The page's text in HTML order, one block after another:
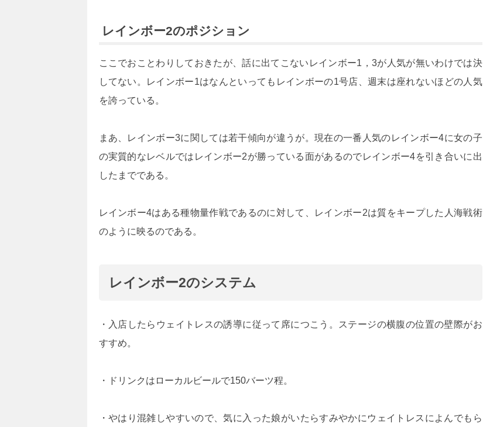
レインボー2のポジション
ここでおことわりしておきたが、話に出てこないレインボー1，3が人気が無いわけでは決
してない。レインボー1はなんといってもレインボーの1号店、週末は座れないほどの人気
を誇っている。
まあ、レインボー3に関しては若干傾向が違うが。現在の一番人気のレインボー4に女の子
の実質的なレベルではレインボー2が勝っている面があるのでレインボー4を引き合いに出
したまでである。
レインボー4はある種物量作戦であるのに対して、レインボー2は質をキープした人海戦術
のように映るのである。
レインボー2のシステム
・入店したらウェイトレスの誘導に従って席につこう。ステージの横腹の位置の壁際がお
すすめ。
・ドリンクはローカルビールで150バーツ程。
・やはり混雑しやすいので、気に入った娘がいたらすみやかにウェイトレスによんでもら